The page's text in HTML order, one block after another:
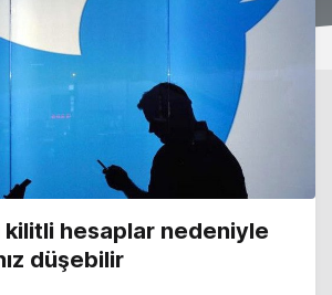
hesaplar nedeniyle
düşebilir